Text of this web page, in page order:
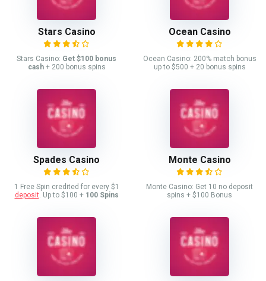
Stars Casino
Stars Casino: Get $100 bonus
cash+ 200 bonus spins
Ocean Casino
Ocean Casino: 200% match bonus
up to $500 + 20 bonus spins
Spades Casino
1 Free Spin credited for every $1
deposit. Up to $100 + 100 Spins
Monte Casino
Monte Casino: Get 10 no deposit
spins + $100 Bonus